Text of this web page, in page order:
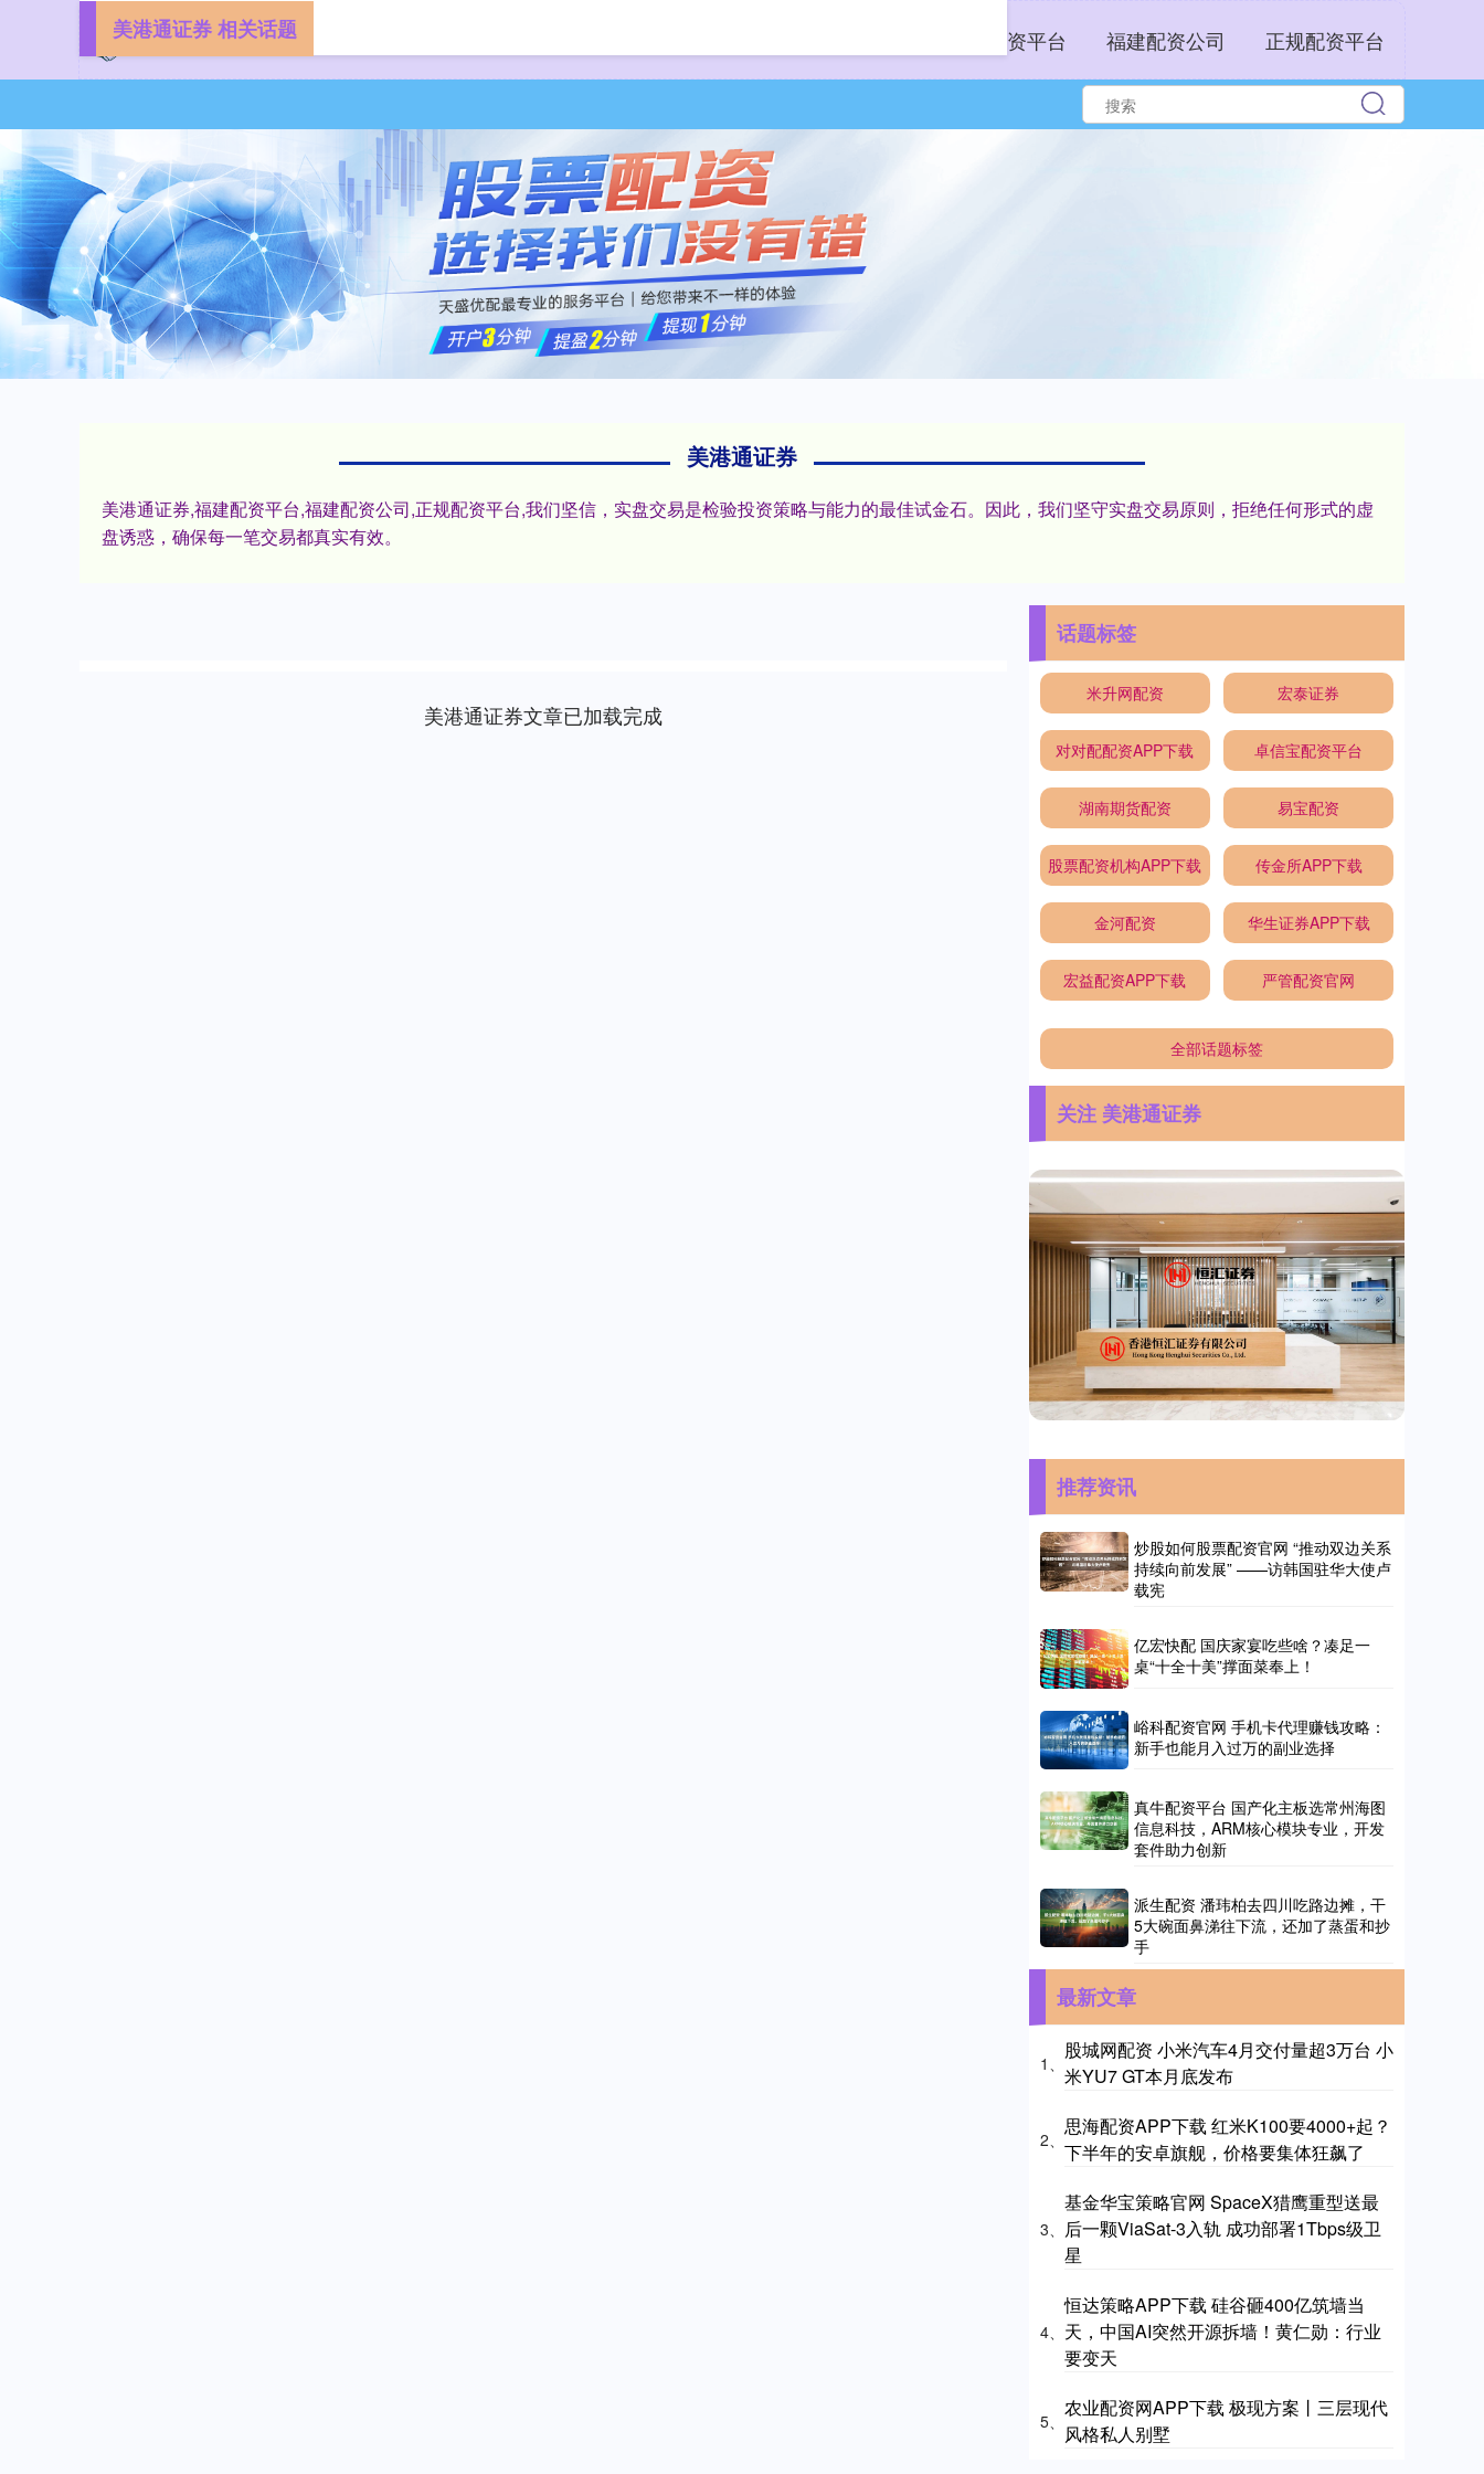
福建配资平台 福建配资公司 正规配资平台
美港通证券
美港通证券,福建配资平台,福建配资公司,正规配资平台,我们坚信，实盘交易是检验投资策略与能力的最佳试金石。因此，我们坚守实盘交易原则，拒绝任何形式的虚
盘诱惑，确保每一笔交易都真实有效。
美港通证券 相关话题
美港通证券文章已加载完成
话题标签
米升网配资 宏泰证券
对对配配资APP下载 卓信宝配资平台
湖南期货配资 易宝配资
股票配资机构APP下载 传金所APP下载
金河配资 华生证券APP下载
宏益配资APP下载 严管配资官网
全部话题标签
关注 美港通证券
推荐资讯
炒股如何股票配资官网 “推动双边关系
持续向前发展” ——访韩国驻华大使卢
载宪
亿宏快配 国庆家宴吃些啥？凑足一
桌“十全十美”撑面菜奉上！
峪科配资官网 手机卡代理赚钱攻略：
新手也能月入过万的副业选择
真牛配资平台 国产化主板选常州海图
信息科技，ARM核心模块专业，开发
套件助力创新
派生配资 潘玮柏去四川吃路边摊，干
5大碗面鼻涕往下流，还加了蒸蛋和抄
手
最新文章
1、
股城网配资 小米汽车4月交付量超3万台 小
米YU7 GT本月底发布
2、
思海配资APP下载 红米K100要4000+起？
下半年的安卓旗舰，价格要集体狂飙了
3、
基金华宝策略官网 SpaceX猎鹰重型送最
后一颗ViaSat-3入轨 成功部署1Tbps级卫
星
4、
恒达策略APP下载 硅谷砸400亿筑墙当
天，中国AI突然开源拆墙！黄仁勋：行业
要变天
5、
农业配资网APP下载 极现方案丨三层现代
风格私人别墅